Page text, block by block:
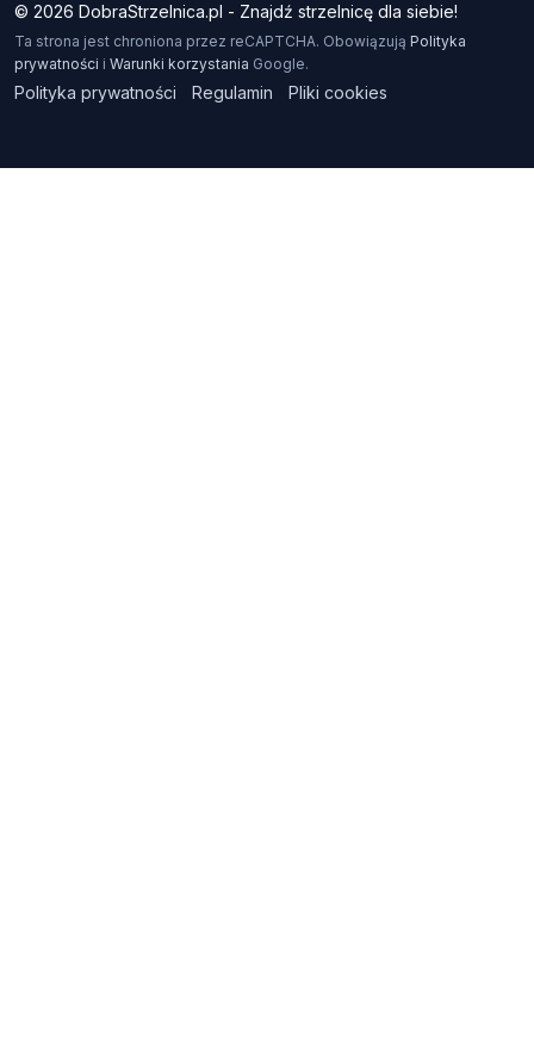
© 2026 DobraStrzelnica.pl - Znajdź strzelnicę dla siebie!
Ta strona jest chroniona przez reCAPTCHA. Obowiązują Polityka
prywatności i Warunki korzystania Google.
Polityka prywatności Regulamin Pliki cookies